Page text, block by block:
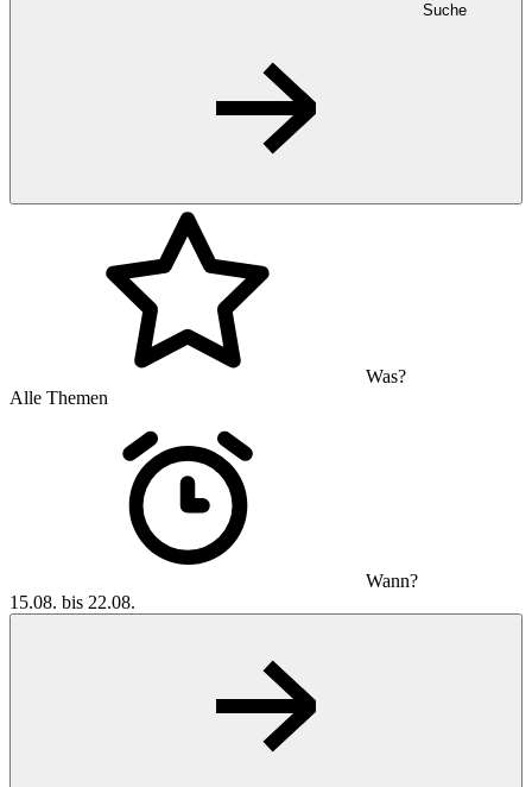
Suche
Was?
Alle Themen
Wann?
15.08. bis 22.08.